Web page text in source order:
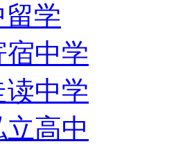
学
宿中学
读中学
高中